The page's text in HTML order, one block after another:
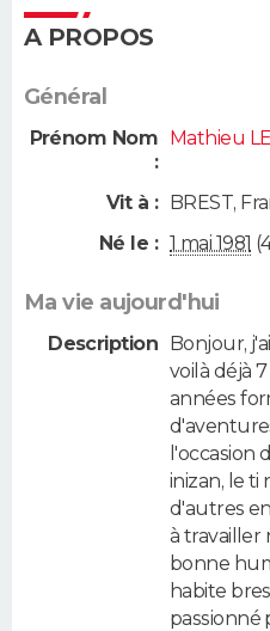
A PROPOS
Général
Prénom Nom
:
Mathieu
Vit à : BREST,
Né le : 1 mai 1981
Ma vie aujourd'hui
Description Bonjour,
voilà déjà 7
années
l'occasion
inizan, le
d'autres
à travailler
bonne
habite
passionné